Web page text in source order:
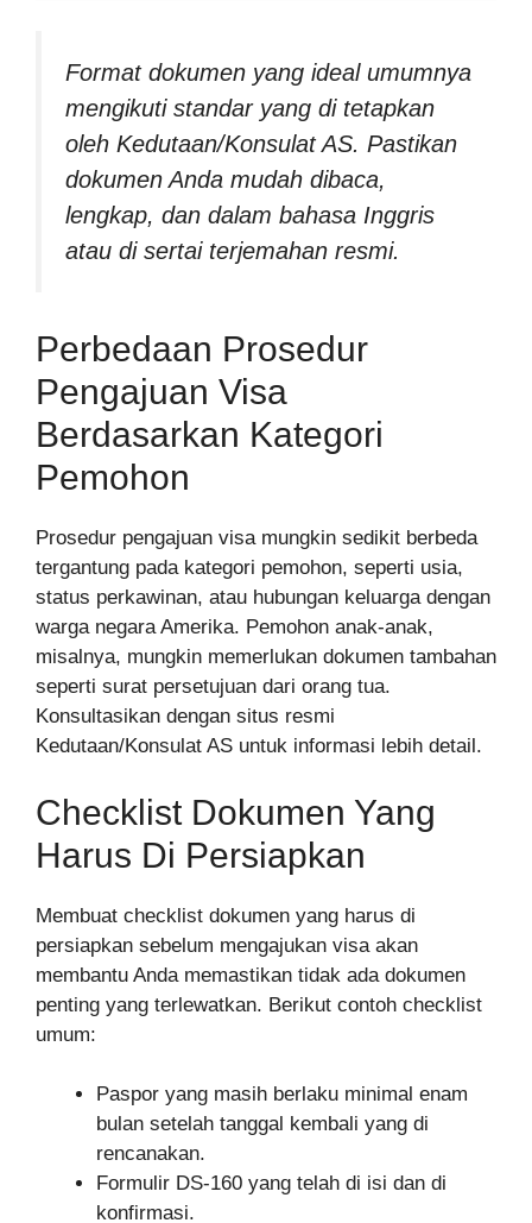
Format dokumen yang ideal umumnya
mengikuti standar yang di tetapkan
oleh Kedutaan/Konsulat AS. Pastikan
dokumen Anda mudah dibaca,
lengkap, dan dalam bahasa Inggris
atau di sertai terjemahan resmi.
Perbedaan Prosedur
Pengajuan Visa
Berdasarkan Kategori
Pemohon
Prosedur pengajuan visa mungkin sedikit berbeda
tergantung pada kategori pemohon, seperti usia,
status perkawinan, atau hubungan keluarga dengan
warga negara Amerika. Pemohon anak-anak,
misalnya, mungkin memerlukan dokumen tambahan
seperti surat persetujuan dari orang tua.
Konsultasikan dengan situs resmi
Kedutaan/Konsulat AS untuk informasi lebih detail.
Checklist Dokumen Yang
Harus Di Persiapkan
Membuat checklist dokumen yang harus di
persiapkan sebelum mengajukan visa akan
membantu Anda memastikan tidak ada dokumen
penting yang terlewatkan. Berikut contoh checklist
umum:
Paspor yang masih berlaku minimal enam
bulan setelah tanggal kembali yang di
rencanakan.
Formulir DS-160 yang telah di isi dan di
konfirmasi.